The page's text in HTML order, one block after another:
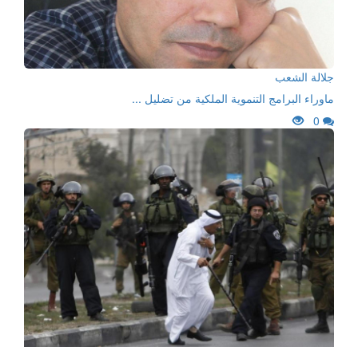
جلالة الشعب
ماوراء البرامج التنموية الملكية من تضليل ...